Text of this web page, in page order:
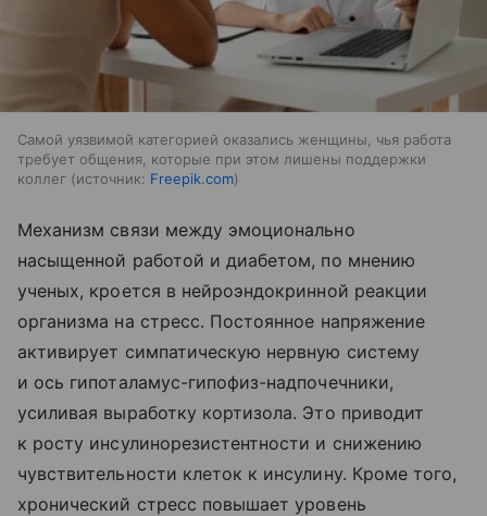
Самой уязвимой категорией оказались женщины, чья работа
требует общения, которые при этом лишены поддержки
коллег
источник: Freepik.com
Механизм связи между эмоционально
насыщенной работой и диабетом, по мнению
ученых, кроется в нейроэндокринной реакции
организма на стресс. Постоянное напряжение
активирует симпатическую нервную систему
и ось гипоталамус-гипофиз-надпочечники,
усиливая выработку кортизола. Это приводит
к росту инсулинорезистентности и снижению
чувствительности клеток к инсулину. Кроме того,
хронический стресс повышает уровень